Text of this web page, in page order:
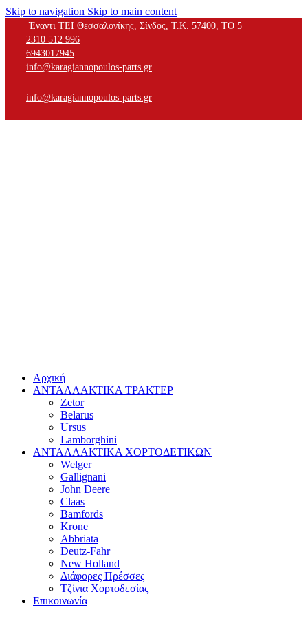
Skip to navigation Skip to main content
Έναντι ΤΕΙ Θεσσαλονίκης, Σίνδος, Τ.Κ. 57400, ΤΘ 5
2310 512 996
6943017945
info@karagiannopoulos-parts.gr
info@karagiannopoulos-parts.gr
Αρχική
ΑΝΤΑΛΛΑΚΤΙΚΑ ΤΡΑΚΤΕΡ
Zetor
Belarus
Ursus
Lamborghini
ΑΝΤΑΛΛΑΚΤΙΚΑ ΧΟΡΤΟΔΕΤΙΚΩΝ
Welger
Gallignani
John Deere
Claas
Bamfords
Krone
Abbriata
Deutz-Fahr
New Holland
Διάφορες Πρέσσες
Τζίνια Χορτοδεσίας
Επικοινωνία